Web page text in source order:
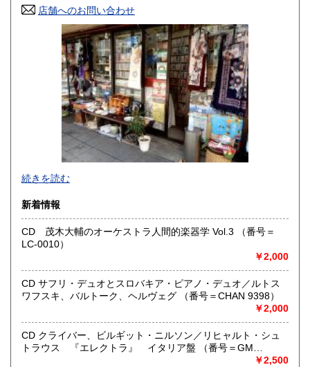
高知県 600円
600円 長崎県
600円 大分県
600円 鹿児島県
600円
店舗へのお問い合わせ
●当店では国内送料は無料です。（特記されたものを除きま
す）。
ール、定形外郵便、
ネコポス、ヤマト宅急便などでお届けしています。
但し、お客様が配送方法をご指定になる場合又は、
後払いをご希望の場合は送料の実費をお支払い頂きます。
代引きをご希望の場合は代引き手数料及び送料の実費をお
支払い下さい。
●公費ご購入を承ります。 送料は実費をご負担下さい。 お
支払いは後払いが可能です。
※当店は【インボイス制度】の適格請求書発行事業者では
ございません。
●当店では迅速な発送を心掛けています。
ご送金、ご決済の確認が出来ましたら通常24時間以内にお
続きを読む
新着情報
CD 茂木大輔のオーケストラ人間的楽器学 Vol.3 （番号＝
LC-0010）
￥2,000
CD サフリ・デュオとスロバキア・ピアノ・デュオ／ルトス
ワフスキ、バルトーク、ヘルヴェグ （番号＝CHAN 9398）
￥2,000
CD クライバー、ビルギット・ニルソン／リヒャルト・シュ
トラウス 『エレクトラ』 イタリア盤 （番号＝GM
￥2,500